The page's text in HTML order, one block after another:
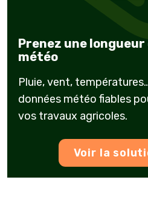
Prenez une
météo
Pluie, vent,
données météo fiables
vos travaux agricoles.
Voir la